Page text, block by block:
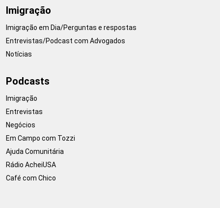
Imigração
Imigração em Dia/Perguntas e respostas
Entrevistas/Podcast com Advogados
Notícias
Podcasts
Imigração
Entrevistas
Negócios
Em Campo com Tozzi
Ajuda Comunitária
Rádio AcheiUSA
Café com Chico